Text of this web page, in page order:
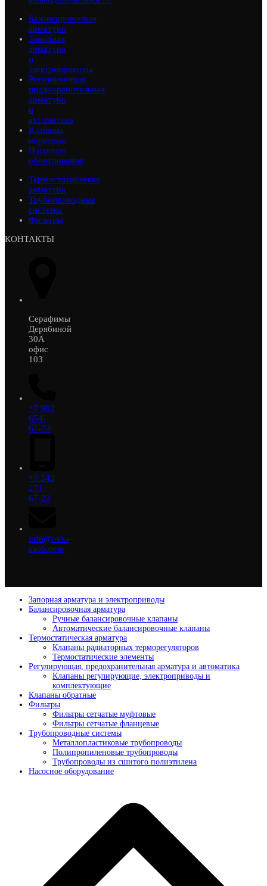
Балансировочная
арматура
Запорная
арматура
и
электроприводы
Регулирующая,
предохранительная
арматура
и
автоматика
Клапаны
обратные
Насосное
оборудование
Термостатическая
арматура
Трубопроводные
системы
Фильтры
КОНТАКТЫ
Серафимы
Дерябиной
30А
офис
103
+7 982
654-
67-73
+7 343
271-
67-22
info@ovk-
snab.com
Запорная арматура и электроприводы
Балансировочная арматура
Ручные балансировочные клапаны
Автоматические балансировочные клапаны
Термостатическая арматура
Клапаны радиаторных терморегуляторов
Термостатические элементы
Регулирующая, предохранительная арматура и автоматика
Клапаны регулирующие, электроприводы и
комплектующие
Клапаны обратные
Фильтры
Фильтры сетчатые муфтовые
Фильтры сетчатые фланцевые
Трубопроводные системы
Металлопластиковые трубопроводы
Полипропиленовые трубопроводы
Трубопроводы из сшитого полиэтилена
Насосное оборудование